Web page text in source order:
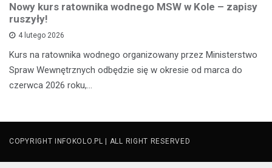
Nowy kurs ratownika wodnego MSW w Kole – zapisy
ruszyły!
4 lutego 2026
Kurs na ratownika wodnego organizowany przez Ministerstwo
Spraw Wewnętrznych odbędzie się w okresie od marca do
czerwca 2026 roku,…
COPYRIGHT INFOKOLO.PL | ALL RIGHT RESERVED